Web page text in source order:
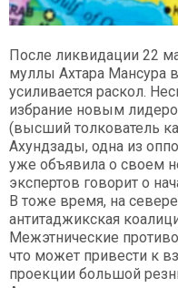
После ликвидации 22
муллы Ахтара Мансура
усиливается раскол.
избрание новым
(высший толкователь
Ахундзады, одна из
уже объявила о своем
экспертов говорит о
В тоже время, на
антитаджикская
Межэтнические
что может привести к
проекции большой